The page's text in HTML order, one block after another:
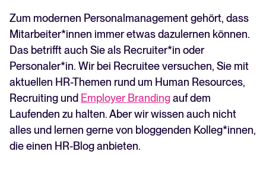
geht's smart
Lesen
5. Intercessio
7. MetaHR-Blog
8. Arbeitgebermarkenfreunde
9. Personaleum HR-Blog
10. Reif-Blog
11. Persoblogger HR-Blog
12. Prospective HR-Blog
13. OTWTNW-Podcast
14. Fachwirt-Blog
15. Absolventa HR-Blog
Zum modernen Personalmanagement gehört, dass
Mitarbeiter*innen immer etwas dazulernen können.
Das betrifft auch Sie als Recruiter*in oder
Personaler*in. Wir bei Recruitee versuchen, Sie mit
aktuellen HR-Themen rund um Human Resources,
Recruiting und Employer Brandingauf dem
Laufenden zu halten. Aber wir wissen auch nicht
alles und lernen gerne von bloggenden Kolleg*innen,
die einen HR-Blog anbieten.